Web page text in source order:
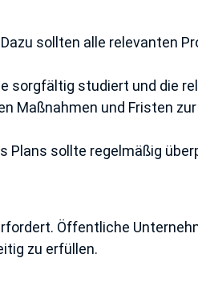
sollten alle relevanten
sorgfältig studiert und die
Maßnahmen und Fristen
Plans sollte regelmäßig
Öffentliche
zu erfüllen.